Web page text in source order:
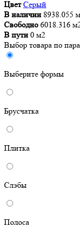
Цвет Серый
В наличии 8938.055
Свободно 6018.316
В пути 0 м2
Выбор товара по
Выберите формы
Брусчатка
Плитка
Слэбы
Полоса